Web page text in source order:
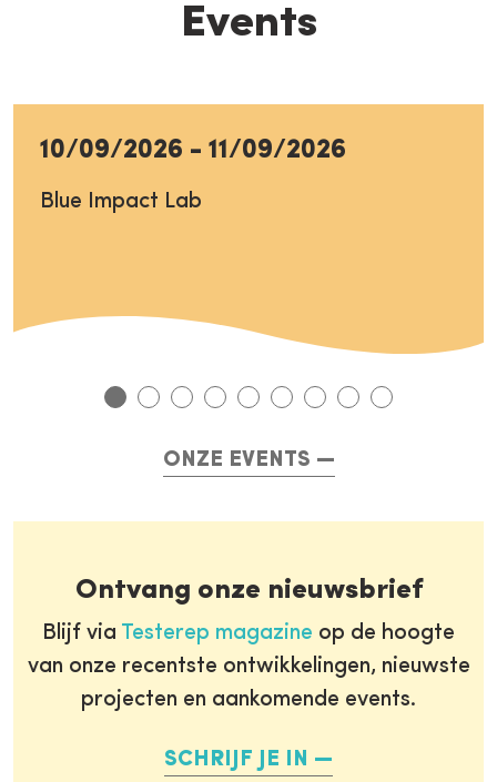
Events
10/09/2026 - 11/09/2026
Blue Impact Lab
ONZE EVENTS
Ontvang onze nieuwsbrief
Blijf via Testerep magazine op de hoogte
van onze recentste ontwikkelingen, nieuwste
projecten en aankomende events.
SCHRIJF JE IN